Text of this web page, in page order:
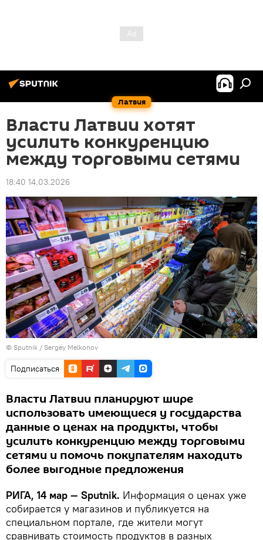
Латвия
Власти Латвии хотят
усилить конкуренцию
между торговыми сетями
18:40 14.03.2026
© Sputnik / Sergey Melkonov
Подписаться
Власти Латвии планируют шире
использовать имеющиеся у государства
данные о ценах на продукты, чтобы
усилить конкуренцию между торговыми
сетями и помочь покупателям находить
более выгодные предложения
РИГА, 14 мар — Sputnik. Информация о ценах уже
собирается у магазинов и публикуется на
специальном портале, где жители могут
сравнивать стоимость продуктов в разных